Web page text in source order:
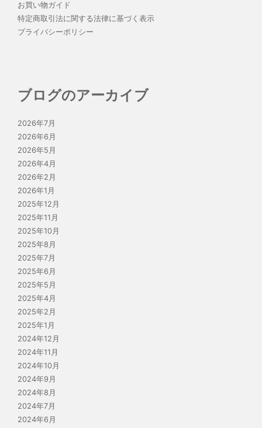
お買い物ガイド
特定商取引法に関する法律に基づく表示
プライバシーポリシー
ブログのアーカイブ
2026年7月
2026年6月
2026年5月
2026年4月
2026年2月
2026年1月
2025年12月
2025年11月
2025年10月
2025年8月
2025年7月
2025年6月
2025年5月
2025年4月
2025年2月
2025年1月
2024年12月
2024年11月
2024年10月
2024年9月
2024年8月
2024年7月
2024年6月